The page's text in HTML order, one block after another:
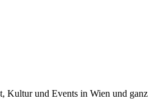
Kultur und Events in Wien und